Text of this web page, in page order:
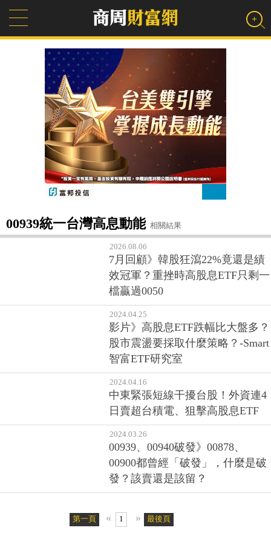
00939統一台灣高息動能 相關結果
2026.08.06
7月回顧》韓股狂瀉22%竟還是績
效冠軍？重挫時高股息ETF只剩一
檔贏過0050
2024.04.25
影片》高股息ETF跌幅比大盤多？
股市震盪要採取什麼策略？-Smart
智富ETF研究室
2024.04.16
中東緊張短線干擾台股！外資連4
日賣超台積電、狙擊高股息ETF
2024.03.26
00939、00940破發》00878、
00900都曾經「破發」，什麼是破
發？該賣還是該留？
第一頁 « 1 » 最後頁